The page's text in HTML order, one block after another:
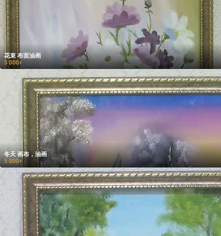
花束 布面油画
5 000₽
冬天 画布，油画
5 000₽